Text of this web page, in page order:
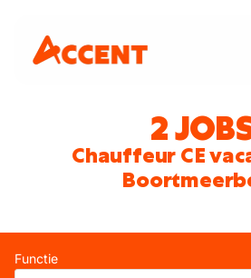
2
Chauffeur CE
Functie